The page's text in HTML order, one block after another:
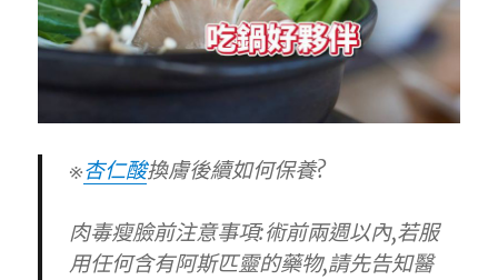
※杏仁酸換膚後續如何保養?
肉毒瘦臉前注意事項:術前兩週以內,若服
用任何含有阿斯匹靈的藥物,請先告知醫